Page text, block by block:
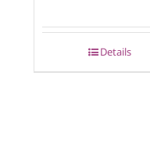
Details